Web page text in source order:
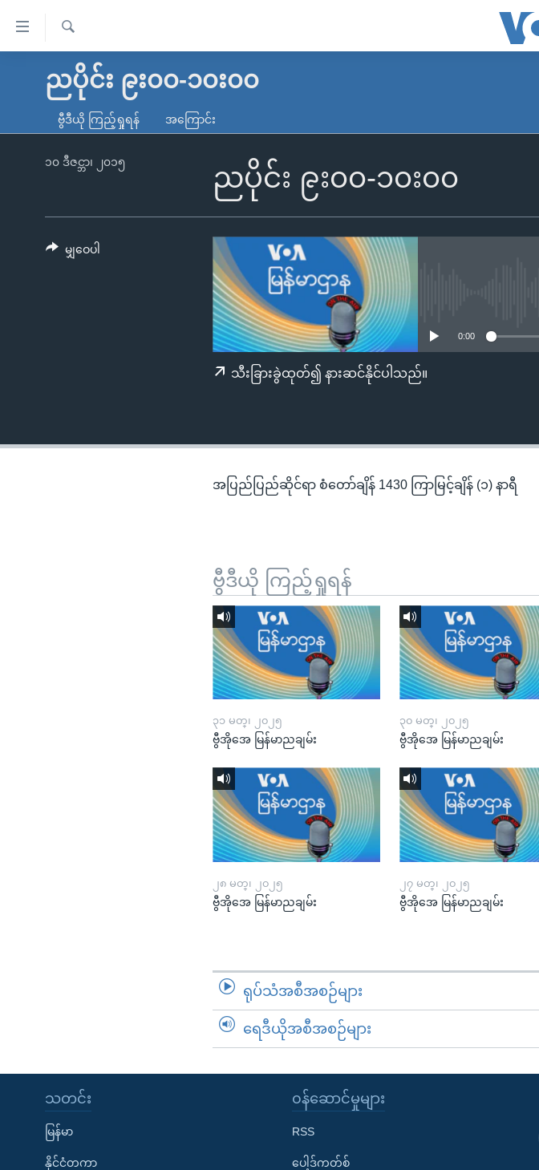
လွယ်ကူ
သည့်
ကျော်
မူလစာမျက်နှာ
ကမ္ဘာ့သတင်းများ
နိုင်ငံတကာ
တရုတ်
အစ္စရေး-ပါလက်စတိုင်း
ရပ်ဝန်းတခု လမ်းတခု အလွန်
အင်္ဂလိပ်စာလေ့လာမယ်
ရ
လာ
ညပိုင်း ၉း၀၀-၁၀း၀၀
Spotify
ဗွီဒီယို ကြည့်ရှုရန် အကြောင်း
ညပိုင်း ၉း၀၀-၁၀း၀၀
၁၀ ဒီဇင္ဘာ၊ ၂၀၁၅
0:00
သီးခြားခွဲထုတ်၍ နားဆင်နိုင်ပါသည်။
မျှဝေပါ
အပြည်ပြည်ဆိုင်ရာ စံတော်ချိန် 1430 ကြာမြင့်ချိန် (၁) နာရီ
ဗွီဒီယို ကြည့်ရှုရန်
၃၁ မတ္၊ ၂၀၂၅
ဗွီအိုအေ မြန်မာညချမ်း
၃၀ မတ္၊ ၂၀၂၅
ဗွီအိုအေ မြန်မာညချမ်း
၂၈ မတ္၊ ၂၀၂၅
ဗွီအိုအေ မြန်မာညချမ်း
၂၇ မတ္၊ ၂၀၂၅
ဗွီအိုအေ မြန်မာညချမ်း
ရုပ်သံအစီအစဉ်များ
ရေဒီယိုအစီအစဉ်များ
သတင်း
မြန်မာ
နိုင်ငံတကာ
၀န်ဆောင်မှုများ
RSS
ပေါ့ဒ်ကတ်စ်